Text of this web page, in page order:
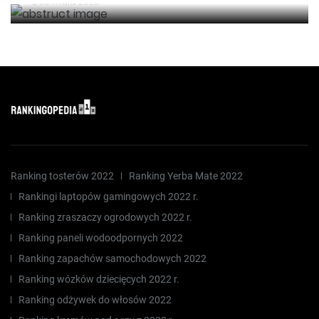
Ranking tosterów 2022
Ranking Yerba Mate 2022
Rankingi laptopów gamingowych 2022 r.
Ranking zraszaczy ogrodowych 2022 r.
Ranking paneli wodoodpornych 2022
Ranking zapachów samochodowych 2022
Ranking wózków dziecięcych 2022 r.
Ranking odżywek do włosów 2022